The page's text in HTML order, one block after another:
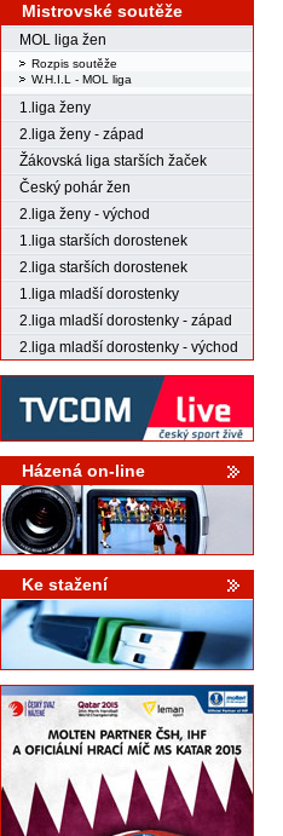
Mistrovské soutěže
MOL liga žen
Rozpis soutěže
W.H.I.L - MOL liga
1.liga ženy
2.liga ženy - západ
Žákovská liga starších žaček
Český pohár žen
2.liga ženy - východ
1.liga starších dorostenek
2.liga starších dorostenek
1.liga mladší dorostenky
2.liga mladší dorostenky - západ
2.liga mladší dorostenky - východ
Házená on-line
Ke stažení